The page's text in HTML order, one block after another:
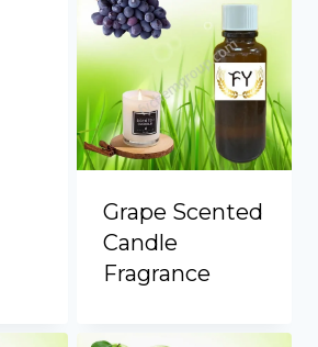
Grape Scented
Candle
Fragrance